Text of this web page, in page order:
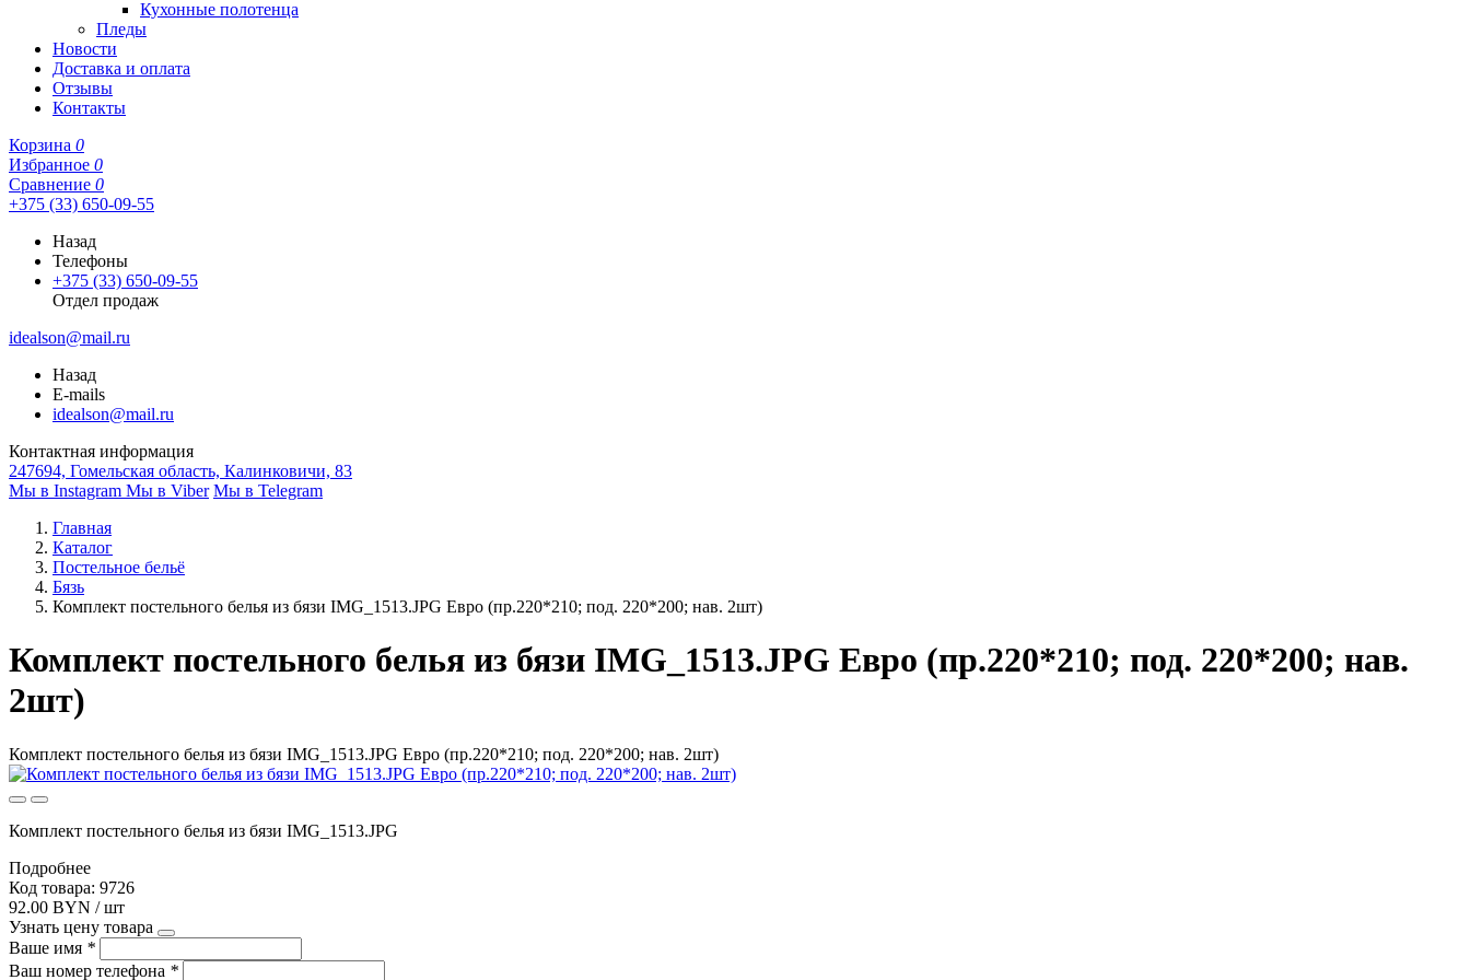
Кухонные полотенца
Пледы
Новости
Доставка и оплата
Отзывы
Контакты
Корзина 0
Избранное 0
Сравнение 0
+375 (33) 650-09-55
Назад
Телефоны
+375 (33) 650-09-55
Отдел продаж
idealson@mail.ru
Назад
E-mails
idealson@mail.ru
Контактная информация
247694, Гомельская область, Калинковичи, 83
Мы в Instagram Мы в Viber Мы в Telegram
Главная
Каталог
Постельное бельё
Бязь
Комплект постельного белья из бязи IMG_1513.JPG Евро (пр.220*210; под. 220*200; нав. 2шт)
Комплект постельного белья из бязи IMG_1513.JPG Евро (пр.220*210; под. 220*200; нав.
2шт)
Комплект постельного белья из бязи IMG_1513.JPG Евро (пр.220*210; под. 220*200; нав. 2шт)
Комплект постельного белья из бязи IMG_1513.JPG
Подробнее
Код товара: 9726
92.00 BYN / шт
Узнать цену товара
Ваше имя *
Ваш номер телефона *